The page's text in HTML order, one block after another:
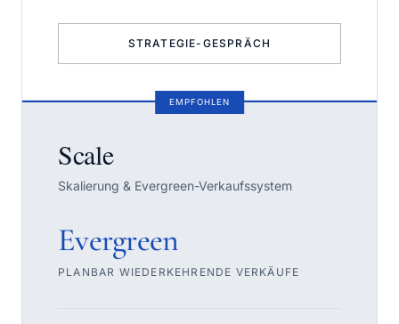
STRATEGIE-GESPRÄCH
EMPFOHLEN
Scale
Skalierung & Evergreen-Verkaufssystem
Evergreen
PLANBAR WIEDERKEHRENDE VERKÄUFE